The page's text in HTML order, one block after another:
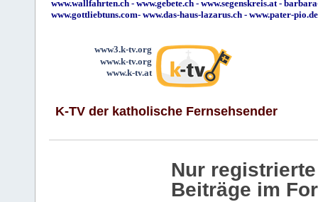
www.wallfahrten.ch - www.gebete.ch - www.segenskreis.at-
www.gottliebtuns.com- www.das-haus-lazarus.ch - www.pater-pio.de
www3.k-tv.org
www.k-tv.org
www.k-tv.at
K-TV der katholische Fernsehsender
Nur
Beiträge im